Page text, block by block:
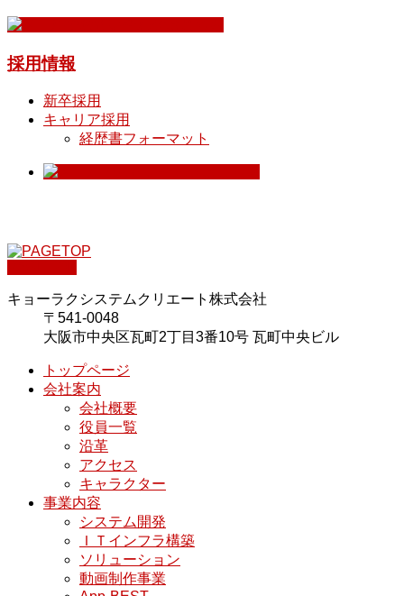
採用情報
新卒採用
キャリア採用
経歴書フォーマット
キョーラクシステムクリエート株式会社
〒541-0048
大阪市中央区瓦町2丁目3番10号 瓦町中央ビル
トップページ
会社案内
会社概要
役員一覧
沿革
アクセス
キャラクター
事業内容
システム開発
ＩＴインフラ構築
ソリューション
動画制作事業